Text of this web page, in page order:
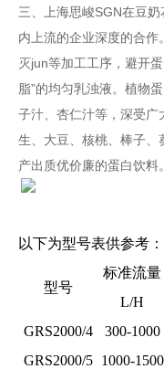
三、上海思峻SGN在豆
内上流的企业深度的合
灭jun等加工工序，避开
脂”的均匀乳浊液。植物
子汁、杏仁汁等，深受
生、大豆、核桃、棒子、
产出质优价廉的蛋白饮料
以下为型号表供参考：
型号
标准流量
L/H
GRS2000/4
300-1000
GRS2000/5 1000-1500